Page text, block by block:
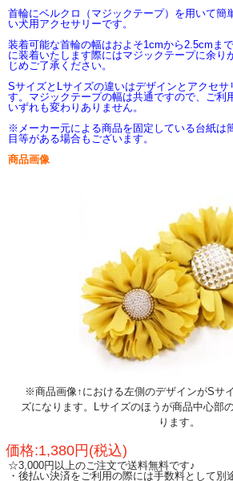
首輪にベルクロ（マジックテープ）を用いて簡
い犬用アクセサリーです。
装着可能な首輪の幅はおよそ1cmから2.5cmま
に装着いたします際にはマジックテープに余り
じめご了承ください。
SサイズとLサイズの違いはデザインとアクセ
す。マジックテープの幅は共通ですので、ご利
いずれも変わりありません。
※メーカー元による商品を固定している台紙は
目等がある場合もございます。
商品画像
※商品画像↑における左側のデザインがSサ
ズになります。Lサイズのほうが商品中心部
ります。
価格:1,380円(税込)
☆3,000円以上のご注文で送料無料です♪
・後払い決済をご利用の際には手数料として別